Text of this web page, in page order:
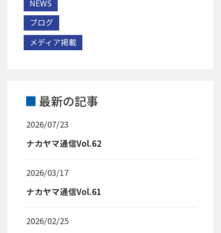
NEWS
ブログ
メディア掲載
最新の記事
2026/07/23
ナカヤマ通信Vol.62
2026/03/17
ナカヤマ通信Vol.61
2026/02/25